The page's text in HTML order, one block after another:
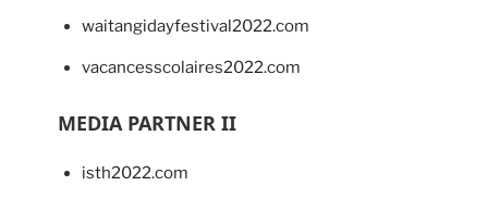
waitangidayfestival2022.com
vacancesscolaires2022.com
MEDIA PARTNER II
isth2022.com